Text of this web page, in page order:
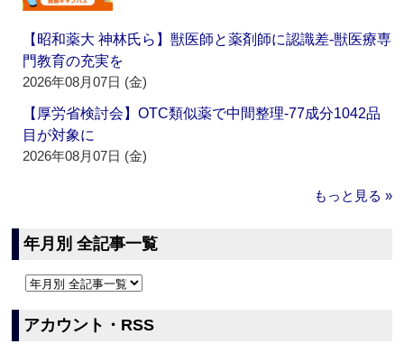
【昭和薬大 神林氏ら】獣医師と薬剤師に認識差‐獣医療専
門教育の充実を
2026年08月07日 (金)
【厚労省検討会】OTC類似薬で中間整理‐77成分1042品
目が対象に
2026年08月07日 (金)
もっと見る »
年月別 全記事一覧
アカウント・RSS